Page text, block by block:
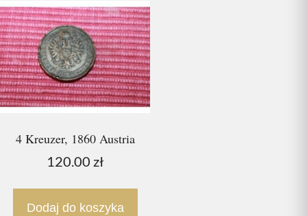
4 Kreuzer, 1860 Austria
120.00 zł
Dodaj do koszyka